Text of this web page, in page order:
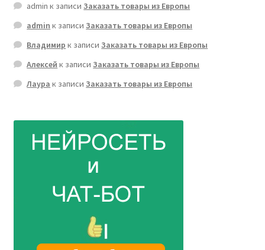
admin к записиЗаказать товары из Европы
admin к записиЗаказать товары из Европы
Владимир к записиЗаказать товары из Европы
Алексей к записиЗаказать товары из Европы
Лаура к записиЗаказать товары из Европы